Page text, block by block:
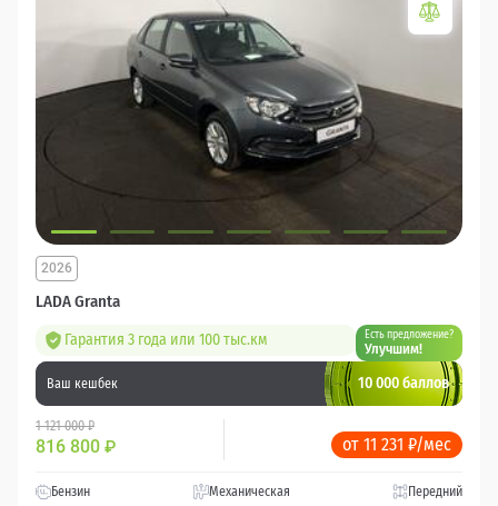
LADA Granta
2026
Гарантия 3 года или 100 тыс.км Есть предложение?
Улучшим!
Ваш кешбек 10 000 баллов
1 121 000 ₽
816 800 ₽ от 11 231 ₽/мес
Бензин Механическая Передний